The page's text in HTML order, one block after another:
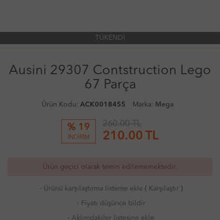
TÜKENDİ
Ausini 29307 Contstruction Lego
67 Parça
Ürün Kodu: ACK0018455 Marka: Mega
% 19
İNDİRİM
260.00 TL
210.00 TL
Ürün geçici olarak temin edilememektedir.
· Ürünü karşılaştırma listeme ekle ( Karşılaştır)
· Fiyatı düşünce bildir
· Aklımdakiler listesine ekle